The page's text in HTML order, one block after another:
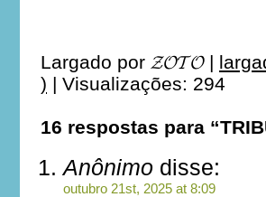
Largado por 𝓩𝓞𝓣𝓞|
) | Visualizações: 294
16 respostas para
Anônimo disse:
outubro 21st, 2025 at 8:09